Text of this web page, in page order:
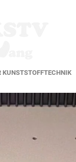
KUNSTSTOFFTECHNIK